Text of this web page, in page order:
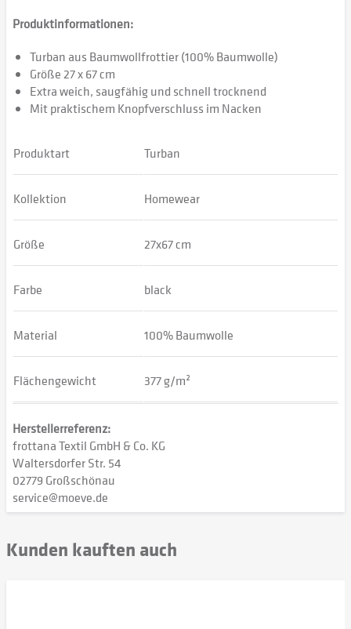
Produktinformationen:
Turban aus Baumwollfrottier (100% Baumwolle)
Größe 27 x 67 cm
Extra weich, saugfähig und schnell trocknend
Mit praktischem Knopfverschluss im Nacken
Produktart Turban
Kollektion Homewear
Größe 27x67 cm
Farbe black
Material 100% Baumwolle
Flächengewicht 377 g/m²
Herstellerreferenz:
frottana Textil GmbH & Co. KG
Waltersdorfer Str. 54
02779 Großschönau
service@moeve.de
Kunden kauften auch